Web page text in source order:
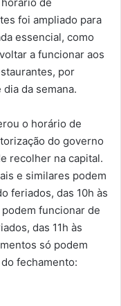
foi ampliado para
essencial, como
a funcionar aos
por
da semana.
o horário de
do governo
recolher na capital.
e similares podem
feriados, das 10h às
funcionar de
das 11h às
só podem
fechamento: